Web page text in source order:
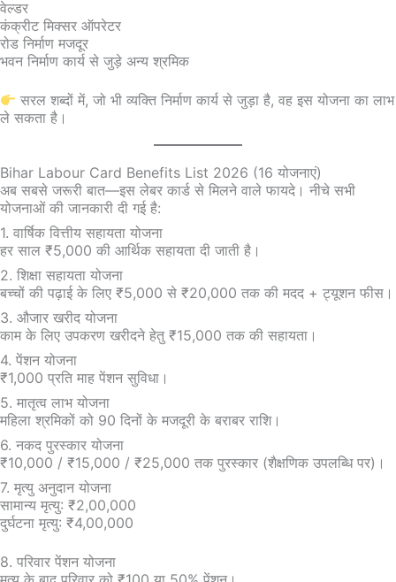
वेल्डर
कंक्रीट मिक्सर ऑपरेटर
रोड निर्माण मजदूर
भवन निर्माण कार्य से जुड़े अन्य श्रमिक
सरल शब्दों में, जो भी व्यक्ति निर्माण कार्य से जुड़ा है, वह इस योजना का लाभ
ले सकता है।
Bihar Labour Card Benefits List 2026 (16 योजनाएं)
अब सबसे जरूरी बात—इस लेबर कार्ड से मिलने वाले फायदे। नीचे सभी
योजनाओं की जानकारी दी गई है:
1. वार्षिक वित्तीय सहायता योजना
हर साल ₹5,000 की आर्थिक सहायता दी जाती है।
2. शिक्षा सहायता योजना
बच्चों की पढ़ाई के लिए ₹5,000 से ₹20,000 तक की मदद + ट्यूशन फीस।
3. औजार खरीद योजना
काम के लिए उपकरण खरीदने हेतु ₹15,000 तक की सहायता।
4. पेंशन योजना
₹1,000 प्रति माह पेंशन सुविधा।
5. मातृत्व लाभ योजना
महिला श्रमिकों को 90 दिनों के मजदूरी के बराबर राशि।
6. नकद पुरस्कार योजना
₹10,000 / ₹15,000 / ₹25,000 तक पुरस्कार (शैक्षणिक उपलब्धि पर)।
7. मृत्यु अनुदान योजना
सामान्य मृत्यु: ₹2,00,000
दुर्घटना मृत्यु: ₹4,00,000
8. परिवार पेंशन योजना